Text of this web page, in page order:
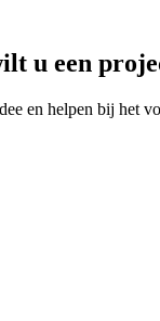
u een
en helpen bij het